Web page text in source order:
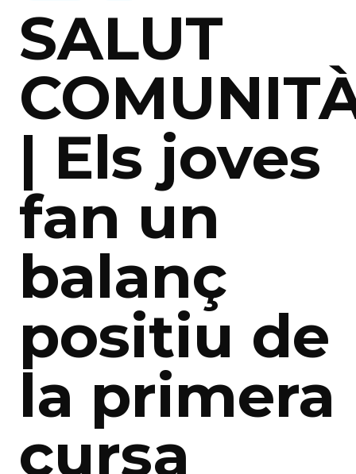
SALUT
| Els joves
fan un
balanç
positiu de
la primera
cursa